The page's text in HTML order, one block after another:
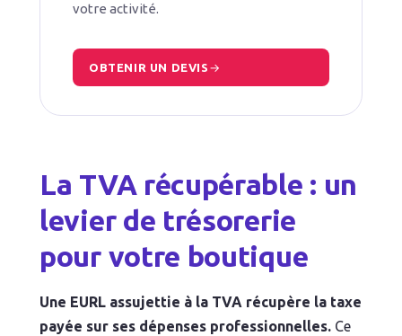
votre activité.
OBTENIR UN DEVIS
La TVA récupérable : un
levier de trésorerie
pour votre boutique
Une EURL assujettie à la TVA récupère la taxe
payée sur ses dépenses professionnelles. Ce